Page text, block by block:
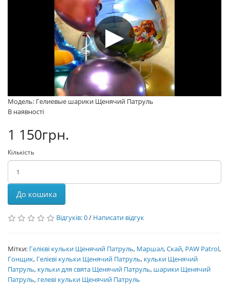
Модель: Гелиевые шарики Щенячий Патруль
В наявності
1 150грн.
Кількість
До кошика
Відгуків: 0/ Написати відгук
Мітки: Гелієві кульки Щенячий Патруль, Маршал,Скай, PAW Patrol,
Гонщик, Гелієві кульки Щенячий Патруль, кульки Щенячий
Патруль, кульки для свята Щенячий Патруль, шарики Щенячий
Патруль, гелеві кульки Щенячий Патруль